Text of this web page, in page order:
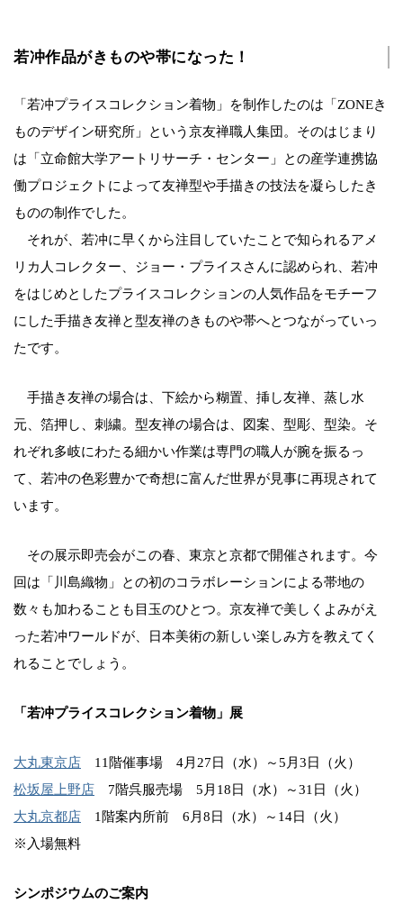
若冲作品がきものや帯になった！
「若冲プライスコレクション着物」を制作したのは「ZONEき
ものデザイン研究所」という京友禅職人集団。そのはじまり
は「立命館大学アートリサーチ・センター」との産学連携協
働プロジェクトによって友禅型や手描きの技法を凝らしたき
ものの制作でした。
それが、若冲に早くから注目していたことで知られるアメ
リカ人コレクター、ジョー・プライスさんに認められ、若冲
をはじめとしたプライスコレクションの人気作品をモチーフ
にした手描き友禅と型友禅のきものや帯へとつながっていっ
たです。
手描き友禅の場合は、下絵から糊置、挿し友禅、蒸し水
元、箔押し、刺繍。型友禅の場合は、図案、型彫、型染。そ
れぞれ多岐にわたる細かい作業は専門の職人が腕を振るっ
て、若冲の色彩豊かで奇想に富んだ世界が見事に再現されて
います。
その展示即売会がこの春、東京と京都で開催されます。今
回は「川島織物」との初のコラボレーションによる帯地の
数々も加わることも目玉のひとつ。京友禅で美しくよみがえ
った若冲ワールドが、日本美術の新しい楽しみ方を教えてく
れることでしょう。
「若冲プライスコレクション着物」展
大丸東京店 11階催事場 4月27日（水）～5月3日（火）
松坂屋上野店 7階呉服売場 5月18日（水）～31日（火）
大丸京都店 1階案内所前 6月8日（水）～14日（火）
※入場無料
シンポジウムのご案内